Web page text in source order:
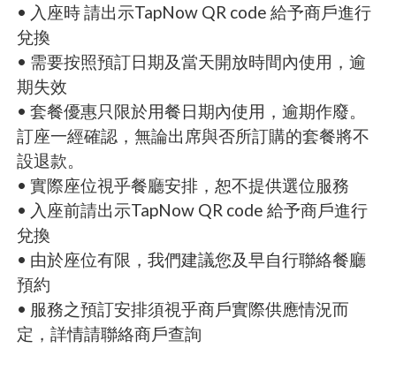
• 入座時 請出示TapNow QR code 給予商戶進行
兌換
• 需要按照預訂日期及當天開放時間內使用，逾
期失效
• 套餐優惠只限於用餐日期內使用，逾期作廢。
訂座一經確認，無論出席與否所訂購的套餐將不
設退款。
• 實際座位視乎餐廳安排，恕不提供選位服務
• 入座前請出示TapNow QR code 給予商戶進行
兌換
• 由於座位有限，我們建議您及早自行聯絡餐廳
預約
• 服務之預訂安排須視乎商戶實際供應情況而
定，詳情請聯絡商戶查詢